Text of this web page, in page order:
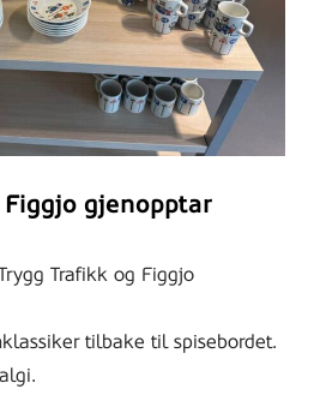
gjenopptar
Trafikk og Figgjo
tilbake til spisebordet.